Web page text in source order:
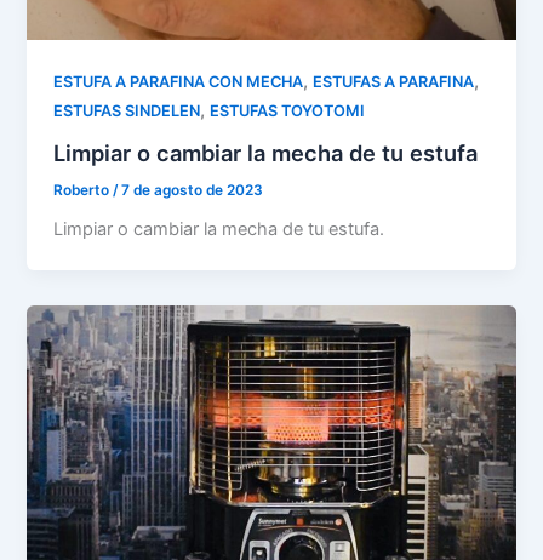
ESTUFA A PARAFINA CON MECHA, ESTUFAS A PARAFINA,
ESTUFAS SINDELEN, ESTUFAS TOYOTOMI
Limpiar o cambiar la mecha de tu estufa
Roberto /7 de agosto de 2023
Limpiar o cambiar la mecha de tu estufa.